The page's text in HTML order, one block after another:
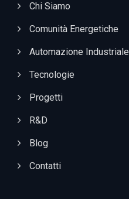
Chi Siamo
Comunità Energetiche
Automazione Industriale
Tecnologie
Progetti
R&D
Blog
Contatti